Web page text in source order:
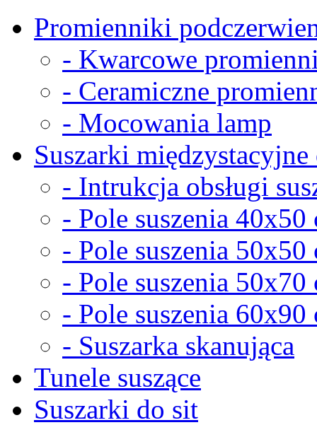
Promienniki
- Kwarcowe
- Ceramiczne
- Mocowania lamp
Suszarki
- Intrukcja obsługi
- Pole suszenia 40x50
- Pole suszenia 50x50
- Pole suszenia 50x70
- Pole suszenia 60x90
- Suszarka skanująca
Tunele suszące
Suszarki do sit